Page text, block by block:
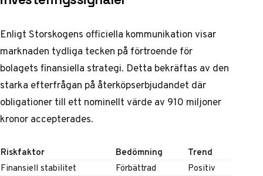
EnligtStorskogens officiella kommunikationvisar
marknaden tydliga tecken på förtroende för
bolagets finansiella strategi. Detta bekräftas av den
starka efterfrågan på återköpserbjudandet där
obligationer till ett nominellt värde av 910 miljoner
kronor accepterades.
Riskfaktor Bedömning
Trend
Finansiell stabilitet
Förbättrad
Positiv